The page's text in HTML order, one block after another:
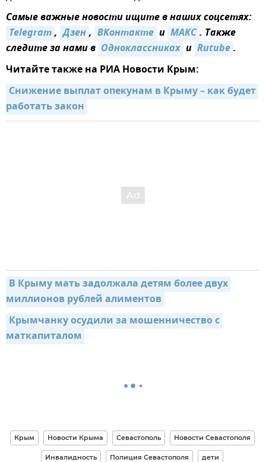
Самые важные новости ищите в наших соцсетях:
Telegram, Дзен, ВКонтакте и MAКС. Также
следите за нами в Одноклассниках и Rutube.
Читайте также на РИА Новости Крым:
Снижение выплат опекунам в Крыму – как будет
работать закон
В Крыму мать задолжала детям более двух
миллионов рублей алиментов
Крымчанку осудили за мошенничество с
маткапиталом
Крым Новости Крыма Севастополь Новости Севастополя
Инвалидность Полиция Севастополя дети